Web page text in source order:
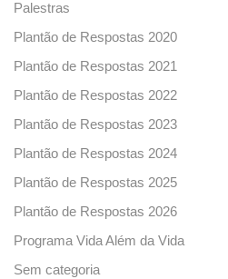
Palestras
Plantão de Respostas 2020
Plantão de Respostas 2021
Plantão de Respostas 2022
Plantão de Respostas 2023
Plantão de Respostas 2024
Plantão de Respostas 2025
Plantão de Respostas 2026
Programa Vida Além da Vida
Sem categoria